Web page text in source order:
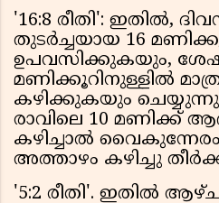
'16:8 രീതി': ഇതിൽ,
തുടർച്ചയായ 16
ഉപവസിക്കുകയും,
മണിക്കൂറിനുള്ളിൽ
കഴിക്കുകയും
രാവിലെ 10 മണിക്ക്
കഴിച്ചാൽ
അത്താഴം കഴിച്ചു
'5:2 രീതി'. ഇതിൽ